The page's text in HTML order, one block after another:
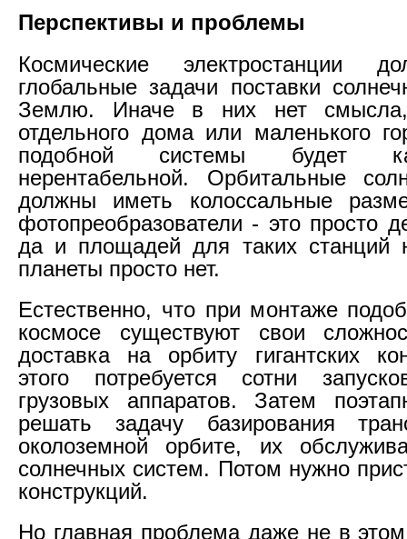
Перспективы и проблемы
Космические электростанции
глобальные задачи поставки
Землю. Иначе в них нет
отдельного дома или маленького
подобной системы будет
нерентабельной. Орбитальные
должны иметь колоссальные
фотопреобразователи - это просто
да и площадей для таких станций
планеты просто нет.
Естественно, что при монтаже
космосе существуют свои
доставка на орбиту гигантских
этого потребуется сотни
грузовых аппаратов. Затем
решать задачу базирования
околоземной орбите, их
солнечных систем. Потом нужно
конструкций.
Но главная проблема даже не в